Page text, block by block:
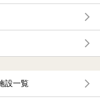
設一覧